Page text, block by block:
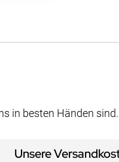
in besten Händen sind.
Unsere